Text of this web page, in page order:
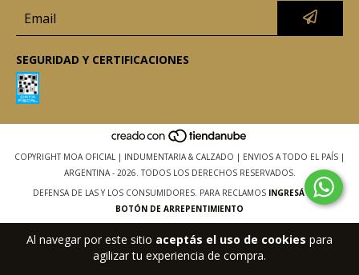
Al navegar por este sitio aceptás el uso de cookies para
agilizar tu experiencia de compra.
SEGURIDAD Y CERTIFICACIONES
COPYRIGHT MOA OFICIAL | INDUMENTARIA & CALZADO | ENVIOS A TODO EL PAÍS |
ARGENTINA - 2026. TODOS LOS DERECHOS RESERVADOS.
DEFENSA DE LAS Y LOS CONSUMIDORES. PARA RECLAMOS INGRESÁ ACÁ.
BOTÓN DE ARREPENTIMIENTO